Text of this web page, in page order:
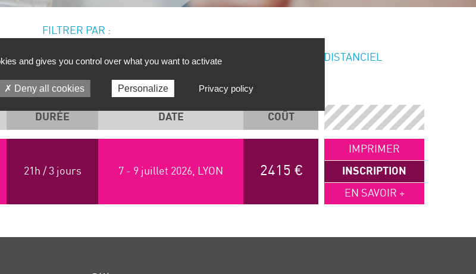
FILTRER PAR :
SD TECH DISTANCIEL
DURÉE DATE COÛT
21h / 3 jours 7 - 9 juillet 2026, LYON 2415 €
IMPRIMER
INSCRIPTION
EN SAVOIR +
and gives you control over what you want to activate
Deny all cookies Personalize Privacy policy